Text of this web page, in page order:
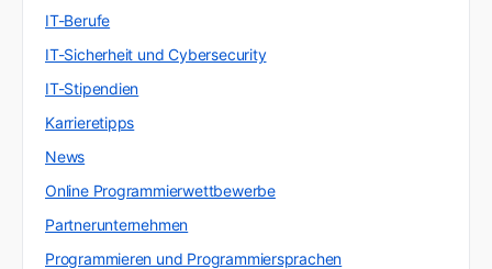
IT-Berufe
IT-Sicherheit und Cybersecurity
IT-Stipendien
Karrieretipps
News
Online Programmierwettbewerbe
Partnerunternehmen
Programmieren und Programmiersprachen